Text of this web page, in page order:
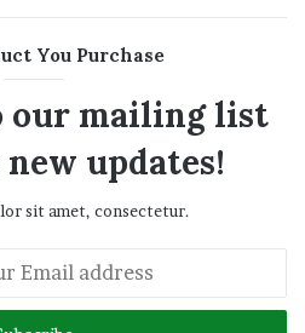
You Purchase
our mailing list
updates!
sit amet, consectetur.